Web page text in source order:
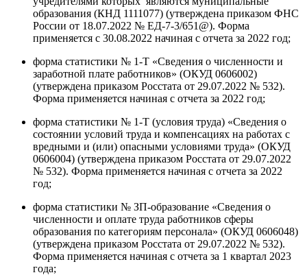
образования (КНД 1111077) (утверждена приказом ФНС
России от 18.07.2022 № ЕД-7-3/651@). Форма
применяется с 30.08.2022 начиная с отчета за 2022 год;
форма статистики № 1-Т «Сведения о численности и
заработной плате работников» (ОКУД 0606002)
(утверждена приказом Росстата от 29.07.2022 № 532).
Форма применяется начиная с отчета за 2022 год;
форма статистики № 1-Т (условия труда) «Сведения о
состоянии условий труда и компенсациях на работах с
вредными и (или) опасными условиями труда» (ОКУД
0606004) (утверждена приказом Росстата от 29.07.2022
№ 532). Форма применяется начиная с отчета за 2022
год;
форма статистики № ЗП-образование «Сведения о
численности и оплате труда работников сферы
образования по категориям персонала» (ОКУД 0606048)
(утверждена приказом Росстата от 29.07.2022 № 532).
Форма применяется начиная с отчета за 1 квартал 2023
года;